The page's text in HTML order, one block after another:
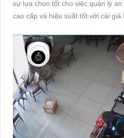
sự lựa chọn tốt cho việc quản lý
cao cấp và hiệu suất tốt với cái giá